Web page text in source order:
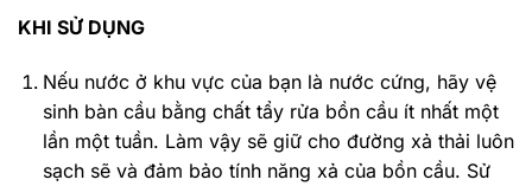
KHI SỬ DỤNG
Nếu nước ở khu vực của bạn là nước cứng, hãy vệ
sinh bàn cầu bằng chất tẩy rửa bồn cầu ít nhất một
lần một tuần. Làm vậy sẽ giữ cho đường xả thải luôn
sạch sẽ và đảm bảo tính năng xả của bồn cầu. Sử